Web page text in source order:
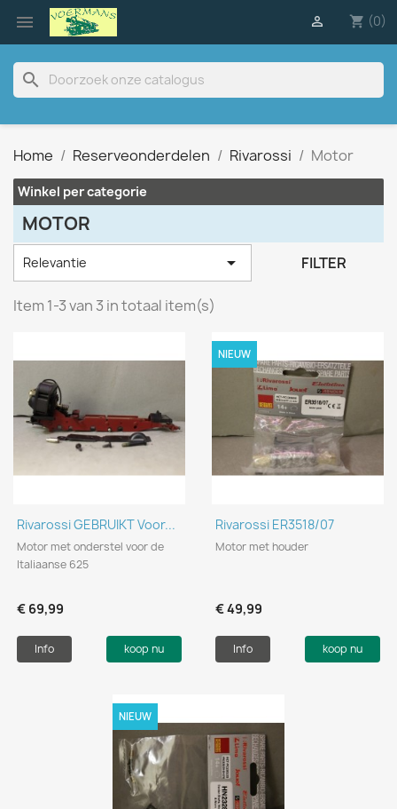
 shopping_cart (0)

search
Home Reserveonderdelen Rivarossi Motor
Winkel per categorie
MOTOR
Relevantie  FILTER
Item 1-3 van 3 in totaal item(s)
Rivarossi GEBRUIKT Voor...
Motor met onderstel voor de
Italiaanse 625
€ 69,99
Info koop nu
Rivarossi ER3518/07
Motor met houder
€ 49,99
Info koop nu
NIEUW
NIEUW